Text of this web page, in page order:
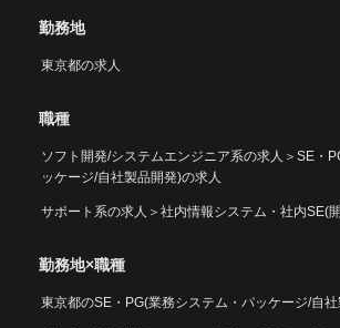
勤務地
東京都の求人
職種
ソフト開発/システムエンジニア系の求人 ＞ SE・
ッケージ/自社製品開発)の求人
サポート系の求人 ＞ 社内情報システム・社内SE(
勤務地×職種
東京都のSE・PG(業務システム・パッケージ/自